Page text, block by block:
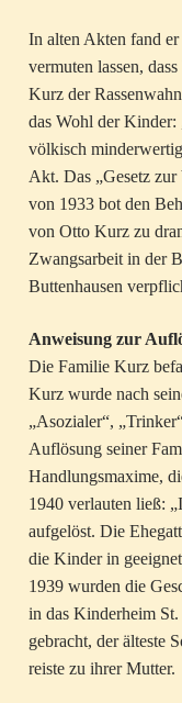
In alten Akten fand er
vermuten lassen,
Kurz der
das Wohl der Kinder:
völkisch
Akt. Das „Gesetz
von 1933 bot den
von Otto Kurz zu
Zwangsarbeit in der
Buttenhausen
Anweisung zur
Die Familie Kurz
Kurz wurde nach
„Asozialer“,
Auflösung seiner
Handlungsmaxime,
1940 verlauten ließ:
aufgelöst. Die
die Kinder in
1939 wurden die
in das Kinderheim
gebracht, der älteste
reiste zu ihrer Mutter.